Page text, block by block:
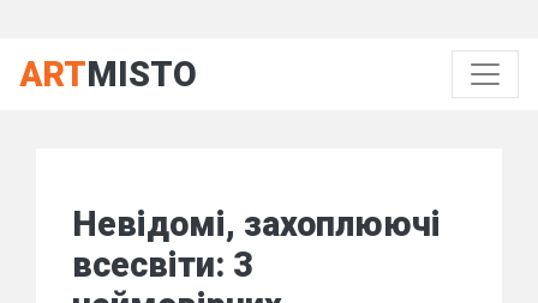
ARTMISTO
Невідомі, захоплюючі
всесвіти: 3